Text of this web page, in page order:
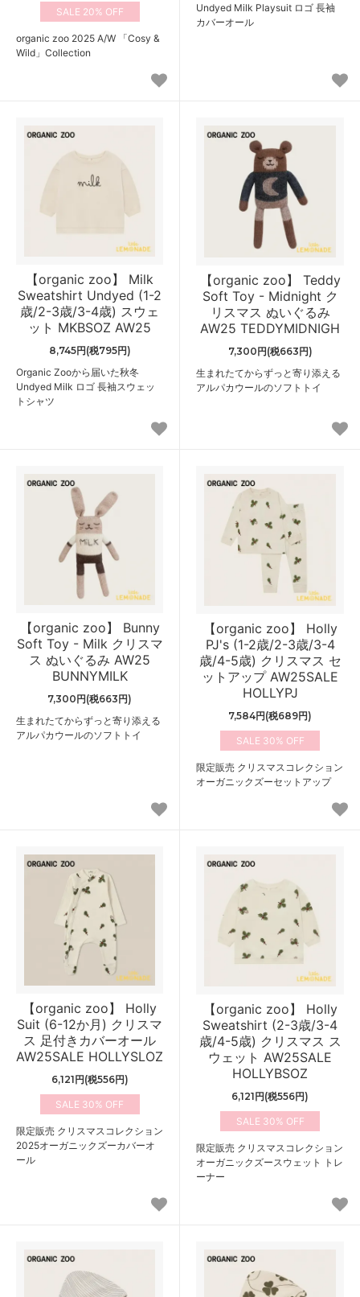
20%
organic zoo 2025 A/W 「Cosy &
Wild」Collection
Undyed Milk Playsuit ロゴ 長袖
カバーオール
【organic zoo】 Milk
Sweatshirt Undyed (1-2
歳/2-3歳/3-4歳) スウェ
ット MKBSOZ AW25
8,745円(税795円)
Organic Zooから届いた秋冬
Undyed Milk ロゴ 長袖スウェッ
トシャツ
【organic zoo】 Teddy
Soft Toy - Midnight ク
リスマス ぬいぐるみ
AW25 TEDDYMIDNIGH
7,300円(税663円)
生まれたてからずっと寄り添える
アルパカウールのソフトトイ
【organic zoo】 Bunny
Soft Toy - Milk クリスマ
ス ぬいぐるみ AW25
BUNNYMILK
7,300円(税663円)
生まれたてからずっと寄り添える
アルパカウールのソフトトイ
【organic zoo】 Holly
PJ's (1-2歳/2-3歳/3-4
歳/4-5歳) クリスマス セ
ットアップ AW25SALE
HOLLYPJ
7,584円(税689円)
30%
限定販売 クリスマスコレクション
オーガニックズーセットアップ
【organic zoo】 Holly
Suit (6-12か月) クリスマ
ス 足付きカバーオール
AW25SALE HOLLYSLOZ
6,121円(税556円)
30%
限定販売 クリスマスコレクション
2025オーガニックズーカバーオ
ール
【organic zoo】 Holly
Sweatshirt (2-3歳/3-4
歳/4-5歳) クリスマス ス
ウェット AW25SALE
HOLLYBSOZ
6,121円(税556円)
30%
限定販売 クリスマスコレクション
オーガニックズースウェット トレ
ーナー